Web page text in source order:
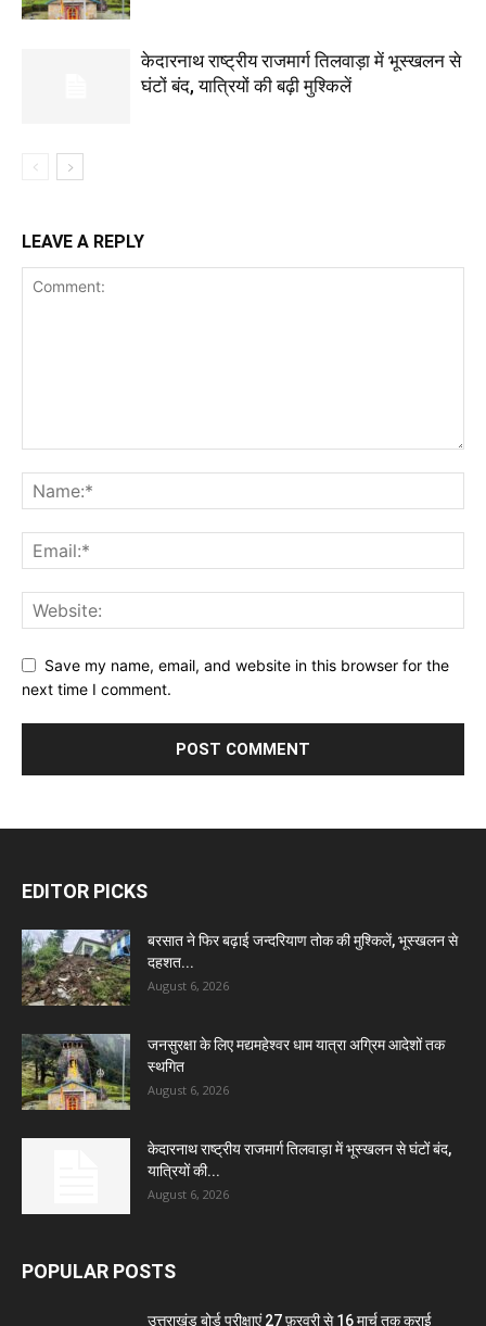
केदारनाथ राष्ट्रीय राजमार्ग तिलवाड़ा में भूस्खलन से
घंटों बंद, यात्रियों की बढ़ी मुश्किलें
LEAVE A REPLY
Save my name, email, and website in this browser for the
next time I comment.
EDITOR PICKS
बरसात ने फिर बढ़ाई जन्दरियाण तोक की मुश्किलें, भूस्खलन से
दहशत...
August 6, 2026
जनसुरक्षा के लिए मद्यमहेश्वर धाम यात्रा अग्रिम आदेशों तक
स्थगित
August 6, 2026
केदारनाथ राष्ट्रीय राजमार्ग तिलवाड़ा में भूस्खलन से घंटों बंद,
यात्रियों की...
August 6, 2026
POPULAR POSTS
उत्तराखंड बोर्ड परीक्षाएं 27 फ़रवरी से 16 मार्च तक कराई